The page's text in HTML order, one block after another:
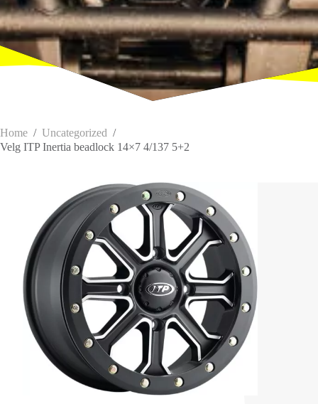
Home / Uncategorized /
Velg ITP Inertia beadlock 14×7 4/137 5+2